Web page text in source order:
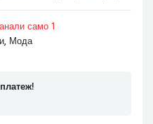
само 1
Мода